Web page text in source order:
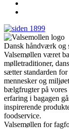
Dansk håndværk og
Valsemøllen været
mølletraditioner,
sætter standarden
mennesker og
bælgfrugter på vores
erfaring i bagagen
inspirerende
foodservice.
Valsemøllen for